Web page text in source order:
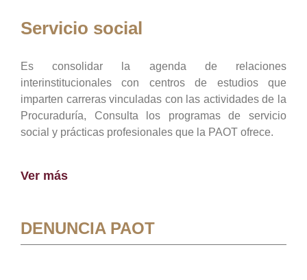
Servicio social
Es consolidar la agenda de relaciones
interinstitucionales con centros de estudios que
imparten carreras vinculadas con las actividades de la
Procuraduría, Consulta los programas de servicio
social y prácticas profesionales que la PAOT ofrece.
Ver más
DENUNCIA PAOT